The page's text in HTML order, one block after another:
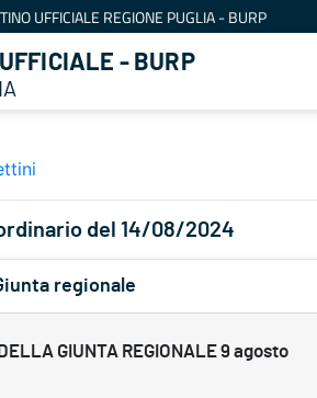
UFFICIALE REGIONE PUGLIA - BURP
- BURP
del 14/08/2024
regionale
GIUNTA REGIONALE 9 agosto